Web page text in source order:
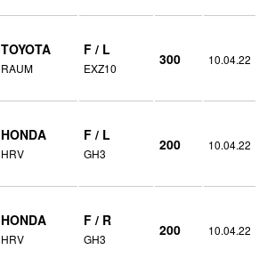
TOYOTA
RAUM
F / L
EXZ10
300 10.04.22
HONDA
HRV
F / L
GH3
200 10.04.22
HONDA
HRV
F / R
GH3
200 10.04.22